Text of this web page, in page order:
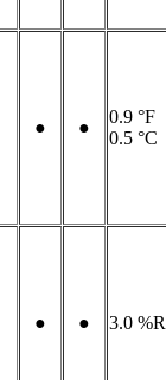
● ●
0.9 °F
0.5 °C
● ● 3.0